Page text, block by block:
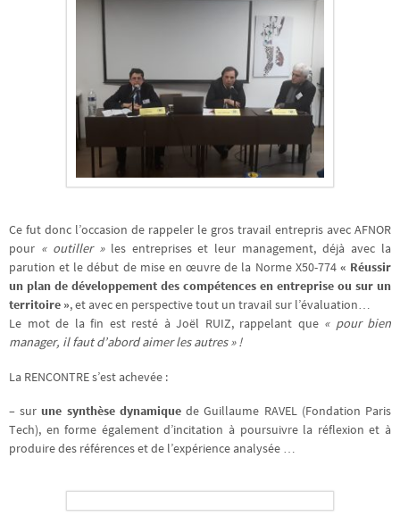
Ce fut donc l’occasion de rappeler le gros travail entrepris avec AFNOR
pour « outiller »les entreprises et leur management, déjà avec la
parution et le début de mise en œuvre de la Norme X50-774 « Réussir
un plan de développement des compétences en entreprise ou sur un
territoire », et avec en perspective tout un travail sur l’évaluation…
Le mot de la fin est resté à Joël RUIZ, rappelant que « pour bien
manager, il faut d’abord aimer les autres » !
La RENCONTRE s’est achevée :
– surune synthèse dynamiquede Guillaume RAVEL (Fondation Paris
Tech), en forme également d’incitation à poursuivre la réflexion et à
produire des références et de l’expérience analysée …